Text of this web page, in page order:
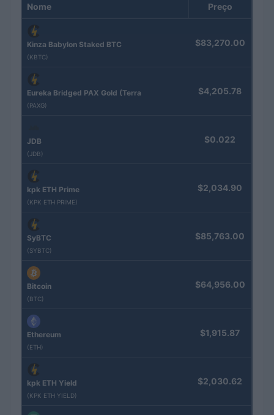
Nome Preço
Kinza Babylon Staked BTC
(KBTC)
$83,270.00
Eureka Bridged PAX Gold (Terra
(PAXG)
$4,205.78
JDB
(JDB)
$0.022
kpk ETH Prime
(KPK ETH PRIME)
$2,034.90
SyBTC
(SYBTC)
$85,763.00
Bitcoin
(BTC)
$64,956.00
Ethereum
(ETH)
$1,915.87
kpk ETH Yield
(KPK ETH YIELD)
$2,030.62